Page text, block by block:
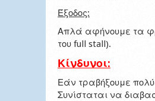
Έξοδος:
Απλά αφήνουμε τα
του full stall).
Κίνδυνοι:
Εάν τραβήξουμε
Συνίσταται να